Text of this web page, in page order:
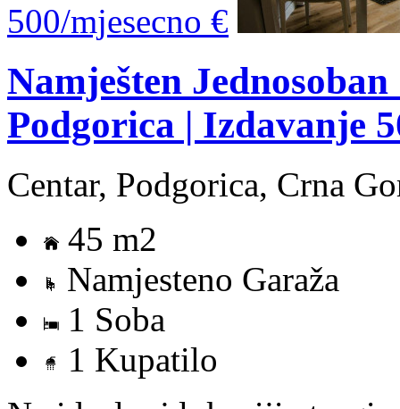
500/mjesecno €
Namješten
Podgorica | Izdavanje
Centar, Podgorica, Crna
45 m2
Namjesteno Garaža
1 Soba
1 Kupatilo